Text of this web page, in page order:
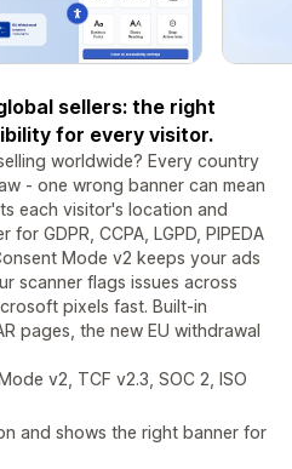
sellers: the right
for every visitor.
worldwide? Every country
- one wrong banner can mean
each visitor's location and
GDPR, CCPA, LGPD, PIPEDA
Mode v2 keeps your ads
scanner flags issues across
pixels fast. Built-in
pages, the new EU withdrawal
v2, TCF v2.3, SOC 2, ISO
and shows the right banner for